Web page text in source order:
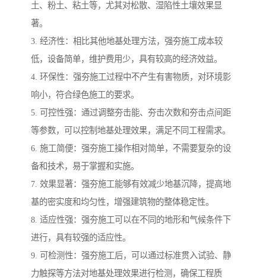
土、粉土、粘土等，尤其对松散、湿陷性土壤效果显
著。
3. 经济性：相比其他地基处理方法，强夯施工成本较
低，设备简单，维护费用少，具有较高的经济效益。
4. 环保性：强夯施工过程中不产生有害物质，对环境影
响小，符合绿色施工的要求。
5. 可控性强：通过调整夯击能、夯击次数和夯击点间距
等参数，可以控制地基处理效果，满足不同工程需求。
6. 施工简便：强夯施工操作相对简单，不需要复杂的设
备和技术，易于掌握和实施。
7. 效果显著：强夯施工能够有效减少地基沉降，提高地
基的密实度和均匀性，增强建筑物的整体稳定性。
8. 适应性强：强夯施工可以在不同的地形和气候条件下
进行，具有较强的适应性。
9. 可检测性：强夯施工后，可以通过标准贯入试验、静
力触探等方法对地基处理效果进行检测，确保工程质